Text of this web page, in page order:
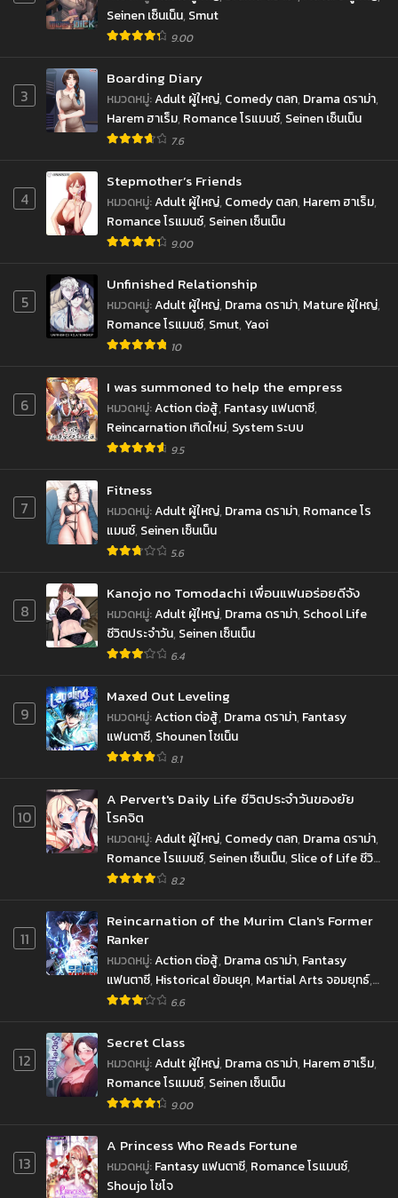
Seinen เซ็นเน็น, Smut
9.00
3
Boarding Diary
หมวดหมู่:Adult ผู้ใหญ่, Comedy ตลก, Drama ดราม่า,
Harem ฮาเร็ม, Romance โรแมนซ์, Seinen เซ็นเน็น
7.6
4
Stepmother’s Friends
หมวดหมู่:Adult ผู้ใหญ่, Comedy ตลก, Harem ฮาเร็ม,
Romance โรแมนซ์, Seinen เซ็นเน็น
9.00
5
Unfinished Relationship
หมวดหมู่:Adult ผู้ใหญ่, Drama ดราม่า, Mature ผู้ใหญ่,
Romance โรแมนซ์, Smut, Yaoi
10
6
I was summoned to help the empress
หมวดหมู่:Action ต่อสู้, Fantasy แฟนตาซี,
Reincarnation เกิดใหม่, System ระบบ
9.5
7
Fitness
หมวดหมู่:Adult ผู้ใหญ่, Drama ดราม่า, Romance โร
แมนซ์, Seinen เซ็นเน็น
5.6
8
Kanojo no Tomodachi เพื่อนแฟนอร่อยดีจัง
หมวดหมู่:Adult ผู้ใหญ่, Drama ดราม่า, School Life
ชีวิตประจำวัน, Seinen เซ็นเน็น
6.4
9
Maxed Out Leveling
หมวดหมู่:Action ต่อสู้, Drama ดราม่า, Fantasy
แฟนตาซี, Shounen โชเน็น
8.1
10
A Pervert's Daily Life ชีวิตประจำวันของยัย
โรคจิต
หมวดหมู่:Adult ผู้ใหญ่, Comedy ตลก, Drama ดราม่า,
Romance โรแมนซ์, Seinen เซ็นเน็น, Slice of Life ชีวิต
ประจำวัน
8.2
11
Reincarnation of the Murim Clan's Former
Ranker
หมวดหมู่:Action ต่อสู้, Drama ดราม่า, Fantasy
แฟนตาซี, Historical ย้อนยุค, Martial Arts จอมยุทธ์,
Shounen โชเน็น
6.6
12
Secret Class
หมวดหมู่:Adult ผู้ใหญ่, Drama ดราม่า, Harem ฮาเร็ม,
Romance โรแมนซ์, Seinen เซ็นเน็น
9.00
13
A Princess Who Reads Fortune
หมวดหมู่:Fantasy แฟนตาซี, Romance โรแมนซ์,
Shoujo โชโจ